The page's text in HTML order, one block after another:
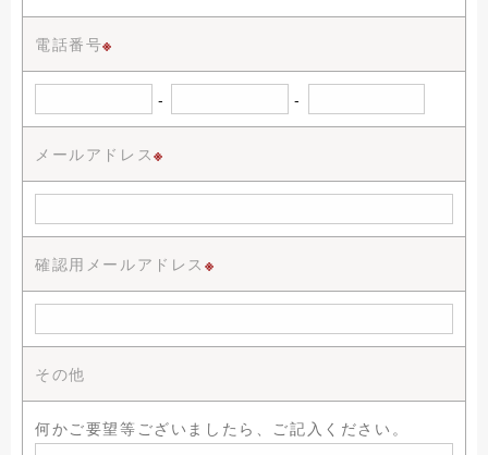
電話番号※
- -
メールアドレス※
確認用メールアドレス ※
その他
何かご要望等ございましたら、ご記入ください。